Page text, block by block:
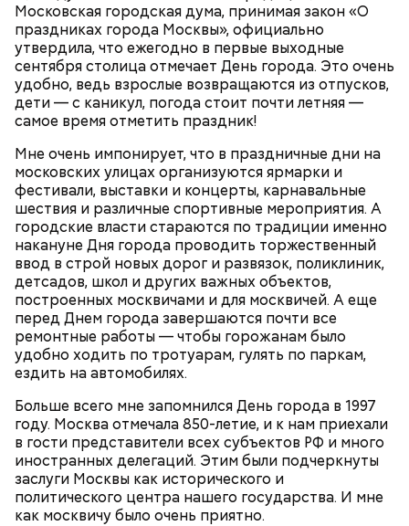
Московская городская дума, принимая закон «О
праздниках города Москвы», официально
утвердила, что ежегодно в первые выходные
сентября столица отмечает День города. Это очень
удобно, ведь взрослые возвращаются из отпусков,
дети — с каникул, погода стоит почти летняя —
самое время отметить праздник!
Мне очень импонирует, что в праздничные дни на
московских улицах организуются ярмарки и
фестивали, выставки и концерты, карнавальные
шествия и различные спортивные мероприятия. А
городские власти стараются по традиции именно
накануне Дня города проводить торжественный
ввод в строй новых дорог и развязок, поликлиник,
детсадов, школ и других важных объектов,
построенных москвичами и для москвичей. А еще
перед Днем города завершаются почти все
ремонтные работы — чтобы горожанам было
удобно ходить по тротуарам, гулять по паркам,
ездить на автомобилях.
Больше всего мне запомнился День города в 1997
году. Москва отмечала 850-летие, и к нам приехали
в гости представители всех субъектов РФ и много
иностранных делегаций. Этим были подчеркнуты
заслуги Москвы как исторического и
политического центра нашего государства. И мне
как москвичу было очень приятно.
Святитель Николай дожил до глубокой старости и
скончался в середине IV века. По церковному
преданию, мощи святого сохранились нетленными
и источали чудесное миро, от которого исцелилось
множество людей. В 1087 году мощи Николая
Угодника были перенесены в итальянский город
Бар (Бари), где находятся и поныне.
любит, кто Николаю служит, тому святой Николай
во всякий час помогает».
Кабачки в овощном соусе
1/2 стакана растительного масла;
100 г муки;
уксус по вкусу;
30 г сахара.